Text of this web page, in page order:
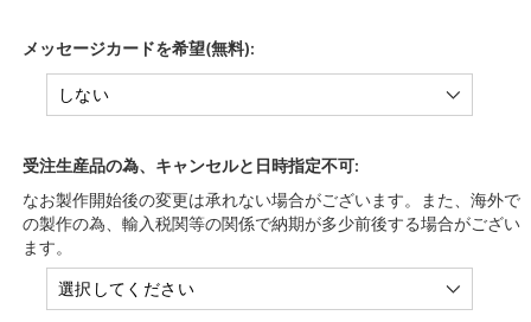
メッセージカードを希望(無料):
受注生産品の為、キャンセルと日時指定不可:
なお製作開始後の変更は承れない場合がございます。また、海外で
の製作の為、輸入税関等の関係で納期が多少前後する場合がござい
ます。